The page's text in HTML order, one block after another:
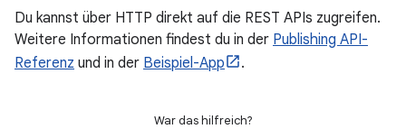
Du kannst über HTTP direkt auf die REST APIs zugreifen.
Weitere Informationen findest du in der Publishing API-
Referenz und in der Beispiel-App .
War das hilfreich?